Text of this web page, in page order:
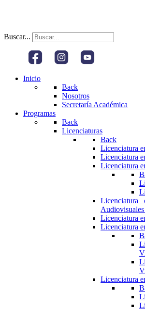
Buscar...
Inicio
Back
Nosotros
Secretaría Académica
Programas
Back
Licenciaturas
Back
Licenciatura
Licenciatura
Licenciatura
Licenciatura
Licenciatura
Licenciatura
Licenciatura